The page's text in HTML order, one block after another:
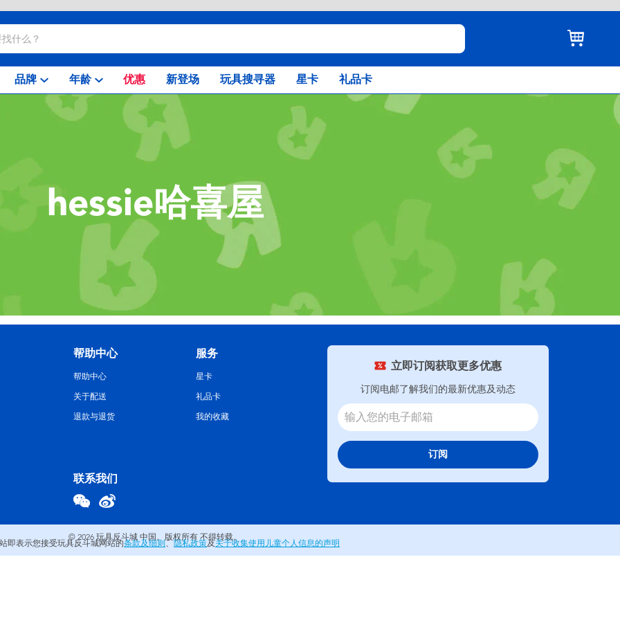
品牌 年龄 优惠 新登场 玩具搜寻器 星卡 礼品卡
hessie哈喜屋
立即订阅获取更多优惠
订阅电邮了解我们的最新优惠及动态
订阅
联系我们
帮助中心
帮助中心
关于配送
退款与退货
服务
星卡
礼品卡
我的收藏
© 2026 玩具反斗城 中国。版权所有 不得转载。
即表示您接受玩具反斗城网站的条款及细则、隐私政策及关于收集使用儿童个人信息的声明